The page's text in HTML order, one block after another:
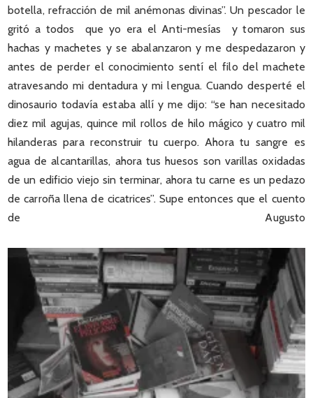
botella, refracción de mil anémonas divinas”. Un pescador le
gritó a todos que yo era el Anti-mesías y tomaron sus
hachas y machetes y se abalanzaron y me despedazaron y
antes de perder el conocimiento sentí el filo del machete
atravesando mi dentadura y mi lengua. Cuando desperté el
dinosaurio todavía estaba allí y me dijo: “se han necesitado
diez mil agujas, quince mil rollos de hilo mágico y cuatro mil
hilanderas para reconstruir tu cuerpo. Ahora tu sangre es
agua de alcantarillas, ahora tus huesos son varillas oxidadas
de un edificio viejo sin terminar, ahora tu carne es un pedazo
de carroña llena de cicatrices”. Supe entonces que el cuento
de Augusto